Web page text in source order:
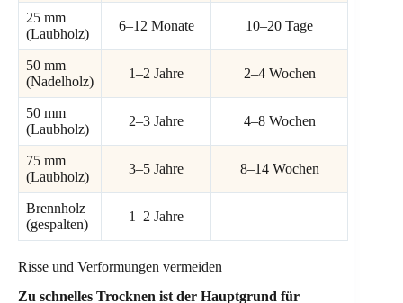
25 mm
(Laubholz)
6–12 Monate 10–20 Tage
50 mm
(Nadelholz)
1–2 Jahre 2–4 Wochen
50 mm
(Laubholz)
2–3 Jahre 4–8 Wochen
75 mm
(Laubholz)
3–5 Jahre 8–14 Wochen
Brennholz
(gespalten)
1–2 Jahre —
Risse und Verformungen vermeiden
Zu schnelles Trocknen ist der Hauptgrund für